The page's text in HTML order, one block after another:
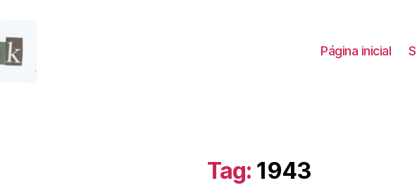
Página inicial
Tag: 1943